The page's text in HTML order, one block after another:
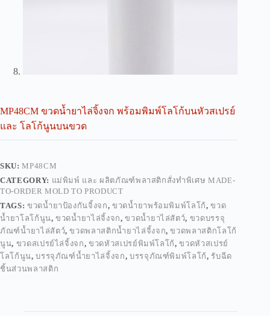
MP48CM ขวดน้ำยาไล่จิ้งจก พร้อมพิมพ์โลโก้บนหัวสเปรย์
และ โลโก้นูนบนขวด
SKU:MP48CM
CATEGORY: แม่พิมพ์ และ ผลิตภัณฑ์พลาสติกสั่งทำพิเศษ MADE-
TO-ORDER MOLD TO PRODUCT
TAGS: ขวดน้ำยาป้องกันจิ้งจก, ขวดน้ำยาพร้อมพิมพ์โลโก้,ขวด
น้ำยาโลโก้นูน,ขวดน้ำยาไล่จิ้งจก,ขวดน้ำยาไล่สัตว์, ขวดบรรจุ
ภัณฑ์น้ำยาไล่สัตว์,ขวดพลาสติกน้ำยาไล่จิ้งจก,ขวดพลาสติกโลโก้
นูน, ขวดสเปรย์ไล่จิ้งจก,ขวดหัวสเปรย์พิมพ์โลโก้,ขวดหัวสเปรย์
โลโก้นูน,บรรจุภัณฑ์น้ำยาไล่จิ้งจก, บรรจุภัณฑ์พิมพ์โลโก้, รับฉีด
ชิ้นส่วนพลาสติก